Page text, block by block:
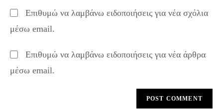
comment
URL
(optional)
Επιθυμώ να λαμβάνω ειδοποιήσεις για νέα σχόλια
μέσω email.
Επιθυμώ να λαμβάνω ειδοποιήσεις για νέα άρθρα
μέσω email.